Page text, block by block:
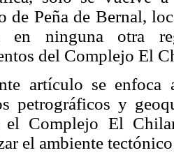
de Peña de Bernal,
en ninguna otra
del Complejo El
artículo se enfoca
petrográficos y
el Complejo El
el ambiente